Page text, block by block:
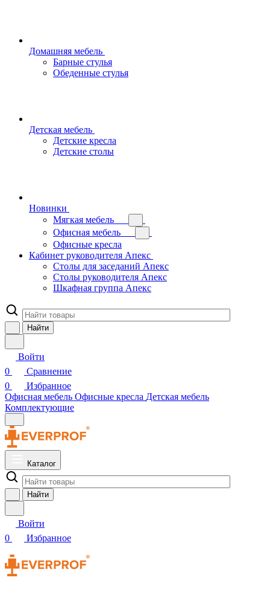
Домашняя мебель
Барные стулья
Обеденные стулья
Детская мебель
Детские кресла
Детские столы
Новинки
Мягкая мебель
Офисная мебель
Офисные кресла
Кабинет руководителя Апекс
Столы для заседаний Апекс
Столы руководителя Апекс
Шкафная группа Апекс
Найти
Войти
0
Сравнение
0
Избранное
Офисная мебель Офисные кресла Детская мебель
Комплектующие
Каталог
Найти
Войти
0
Избранное